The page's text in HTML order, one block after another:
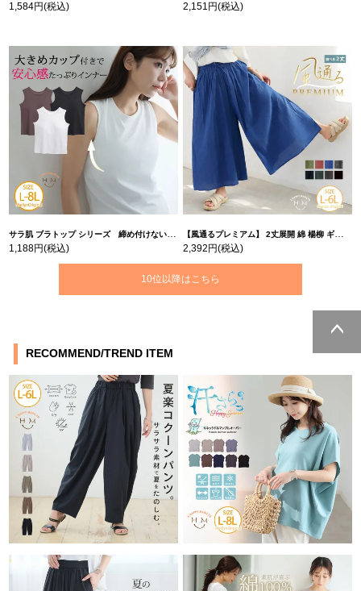
1,584円(税込) 2,151円(税込)
サラ肌 ブラトップ シリーズ 締め付けない リブ タンクトップ | 大きいサイズの通販ならハッピーマリリン
1,188円(税込)
【風通るプレミアム】 2丈展開 綿 楊柳 ギャザー フレア スカンツ 【ウェストゴム】 | 大きいサイズの通販ならハッピーマリリン
2,392円(税込)
10位以降はこちら
RECOMMEND/TREND ITEM
ページトッ